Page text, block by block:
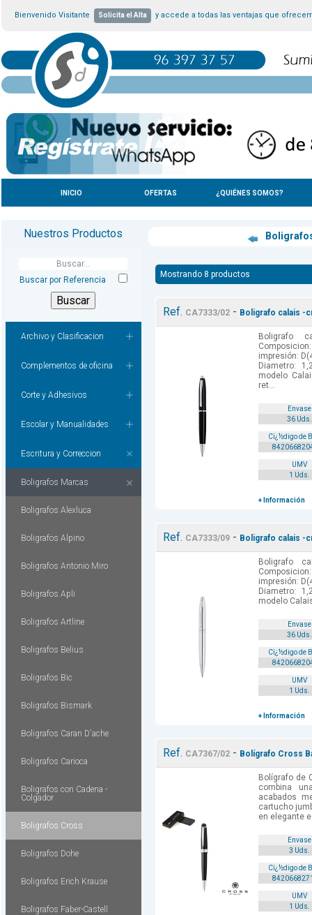
Bienvenido Visitante Solicita el Alta y accede a todas las ventajas que
INICIO OFERTAS ¿QUIÉNES SOMOS?
Nuestros Productos
Buscar por Referencia
Archivo y Clasificacion
Complementos de oficina
Corte y Adhesivos
Escolar y Manualidades
Escritura y Correccion
Boligrafos Marcas
Boligrafos Alexluca
Boligrafos Alpino
Boligrafos Antonio Miro
Boligrafos Apli
Boligrafos Artline
Boligrafos Belius
Boligrafos Bic
Boligrafos Bismark
Boligrafos Caran D'ache
Boligrafos Carioca
Boligrafos con Cadena -
Colgador
Boligrafos Cross
Boligrafos Dohe
Boligrafos Erich Krause
Boligrafos Faber-Castell
Mostrando 8 productos
Ref. CA7333/02- Boligrafo calais
Boligrafo
impresión:
Diametro:
modelo
ret...
Envase
36 Uds.
Cï¿½digo de
UMV
1 Uds.
+ Información
Ref. CA7333/09- Boligrafo calais -
Boligrafo
impresión:
Diametro:
modelo
Envase
36 Uds.
Cï¿½digo de
UMV
1 Uds.
+ Información
Ref. CA7367/02- Bolígrafo Cross
Bolígrafo de
combina
acabados
cartucho
en elegante
Envase
3 Uds.
Cï¿½digo de
UMV
1 Uds.